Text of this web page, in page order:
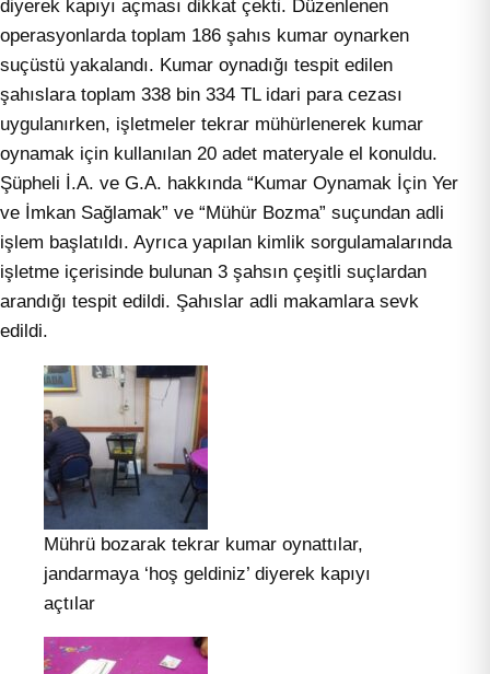
diyerek kapıyı açması dikkat çekti. Düzenlenen
operasyonlarda toplam 186 şahıs kumar oynarken
suçüstü yakalandı. Kumar oynadığı tespit edilen
şahıslara toplam 338 bin 334 TL idari para cezası
uygulanırken, işletmeler tekrar mühürlenerek kumar
oynamak için kullanılan 20 adet materyale el konuldu.
Şüpheli İ.A. ve G.A. hakkında “Kumar Oynamak İçin Yer
ve İmkan Sağlamak” ve “Mühür Bozma” suçundan adli
işlem başlatıldı. Ayrıca yapılan kimlik sorgulamalarında
işletme içerisinde bulunan 3 şahsın çeşitli suçlardan
arandığı tespit edildi. Şahıslar adli makamlara sevk
edildi.
Mührü bozarak tekrar kumar oynattılar,
jandarmaya ‘hoş geldiniz’ diyerek kapıyı
açtılar